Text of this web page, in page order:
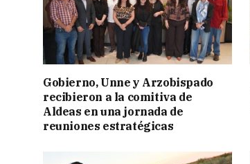
Gobierno, Unne y Arzobispado
recibieron a la comitiva de
Aldeas en una jornada de
reuniones estratégicas